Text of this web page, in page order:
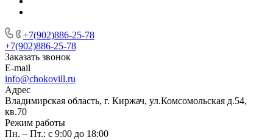
+7(902)886-25-78
+7(902)886-25-78
Заказать звонок
E-mail
info@chokovill.ru
Адрес
Владимирская область, г. Киржач, ул.Комсомольская д.54,
кв.70
Режим работы
Пн. – Пт.: с 9:00 до 18:00